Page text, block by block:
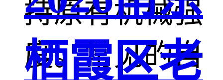
持原有机械强
度。常见的自
栖霞区老